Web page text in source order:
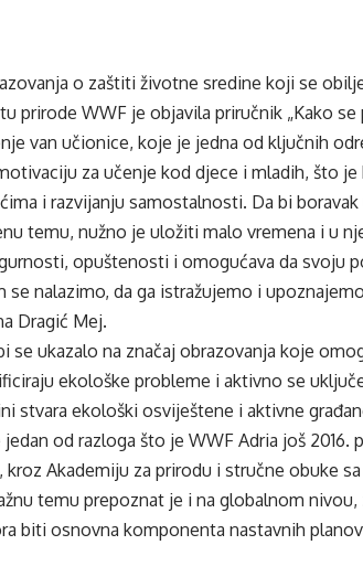
o zaštiti životne sredine koji se
prirode WWF je objavila priručnik „Kako
van učionice, koje je jedna od ključnih
za učenje kod djece i mladih, što
i razvijanju samostalnosti. Da bi
temu, nužno je uložiti malo vremena i u
opuštenosti i omogućava da svoju
nalazimo, da ga istražujemo i
Dragić Mej.
se ukazalo na značaj obrazovanja koje
ekološke probleme i aktivno se
stvara ekološki osviještene i aktivne
od razloga što je WWF Adria još 2016.
Akademiju za prirodu i stručne obuke
temu prepoznat je i na globalnom
biti osnovna komponenta nastavnih